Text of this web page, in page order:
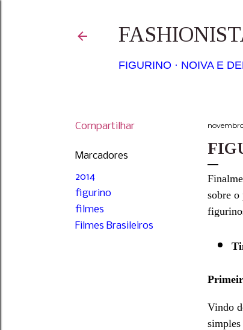
FIGURINO NOIVA E
Compartilhar
Marcadores
2014
figurino
filmes
Filmes Brasileiros
sobre o
Vindo